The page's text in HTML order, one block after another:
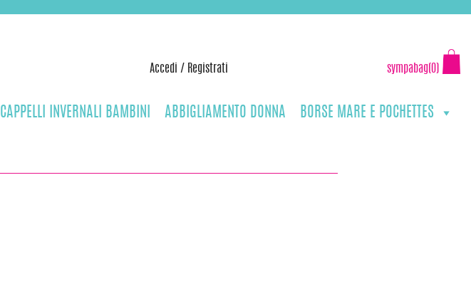
Accedi / Registrati sympabag(0)
CAPPELLI INVERNALI BAMBINI ABBIGLIAMENTO DONNA BORSE MARE E POCHETTES